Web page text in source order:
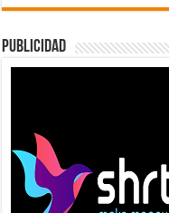
Publicidad